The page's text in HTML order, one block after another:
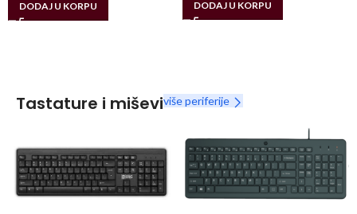
DODAJ U KORPU DODAJ U KORPU
Tastature i miševiviše periferije